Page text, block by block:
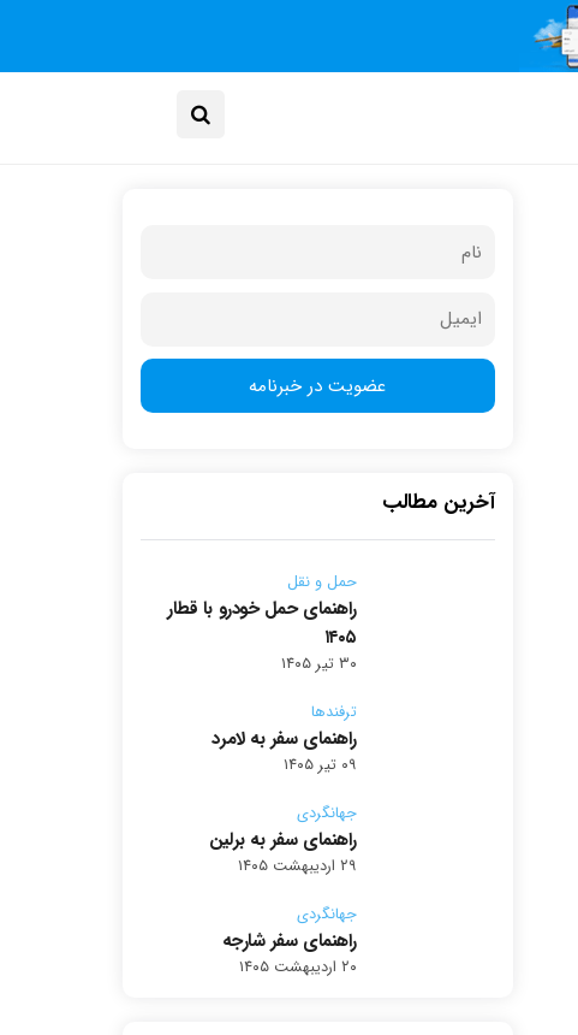
آخرین مطالب
حمل و نقل
راهنمای حمل خودرو با قطار
۱۴۰۵
۳۰ تیر ۱۴۰۵
ترفندها
راهنمای سفر به لامرد
۰۹ تیر ۱۴۰۵
جهانگردی
راهنمای سفر به برلین
۲۹ اردیبهشت ۱۴۰۵
جهانگردی
راهنمای سفر شارجه
۲۰ اردیبهشت ۱۴۰۵